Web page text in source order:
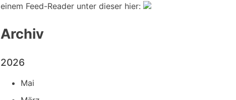
einem Feed-Reader unter dieser hier:
Archiv
2026
Mai